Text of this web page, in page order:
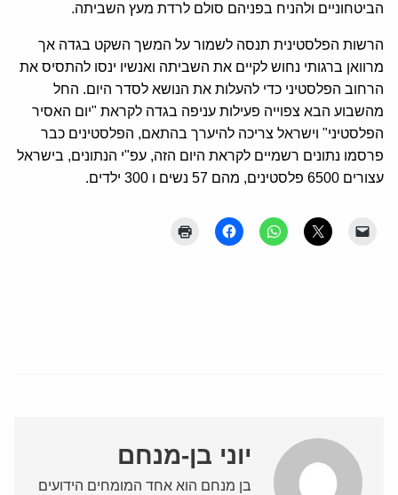
הביטחוניים ולהניח בפניהם סולם לרדת מעץ השביתה.
הרשות הפלסטינית תנסה לשמור על המשך השקט בגדה אך
מרוואן ברגותי נחוש לקיים את השביתה ואנשיו ינסו להתסיס את
הרחוב הפלסטיני כדי להעלות את הנושא לסדר היום. החל
מהשבוע הבא צפוייה פעילות עניפה בגדה לקראת "יום האסיר
הפלסטיני" וישראל צריכה להיערך בהתאם, הפלסטינים כבר
פרסמו נתונים רשמיים לקראת היום הזה, עפ"י הנתונים, בישראל
עצורים 6500 פלסטינים, מהם 57 נשים ו 300 ילדים.
יוני בן-מנחם
בן מנחם הוא אחד המומחים הידועים